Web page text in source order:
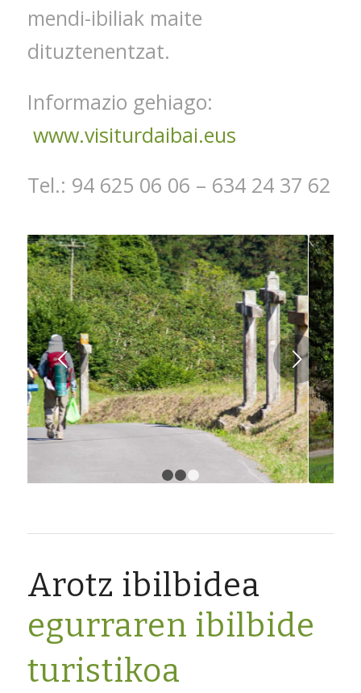
mendi-ibiliak maite
dituztenentzat.
Informazio gehiago:
www.visiturdaibai.eus
Tel.: 94 625 06 06 – 634 24 37 62
Next
123
Arotz ibilbidea
egurraren ibilbide
turistikoa